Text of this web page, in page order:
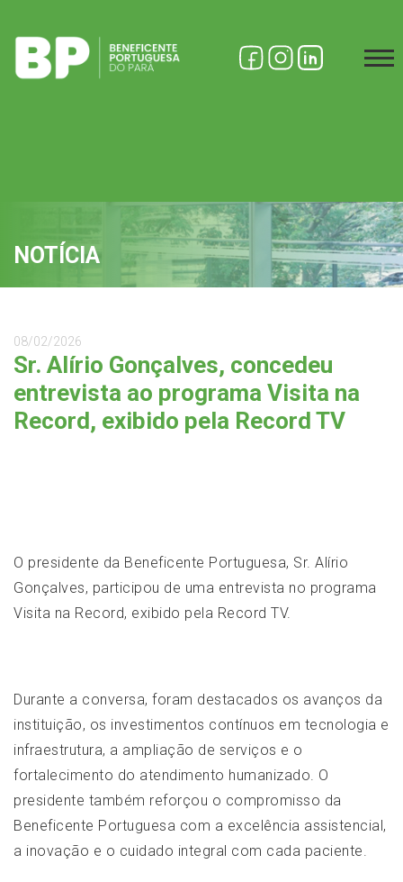
NOTÍCIA
08/02/2026
Sr. Alírio Gonçalves, concedeu
entrevista ao programa Visita na
Record, exibido pela Record TV
O presidente da Beneficente Portuguesa, Sr. Alírio
Gonçalves, participou de uma entrevista no programa
Visita na Record, exibido pela Record TV.
Durante a conversa, foram destacados os avanços da
instituição, os investimentos contínuos em tecnologia e
infraestrutura, a ampliação de serviços e o
fortalecimento do atendimento humanizado. O
presidente também reforçou o compromisso da
Beneficente Portuguesa com a excelência assistencial,
a inovação e o cuidado integral com cada paciente.